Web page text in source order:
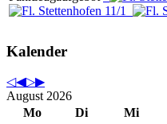
Kalender
August 2026
Mo
Di Mi